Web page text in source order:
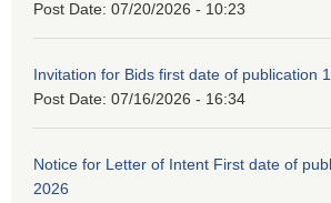
Post Date: 07/20/2026 - 10:23
Invitation for Bids first date of publication
Post Date: 07/16/2026 - 16:34
Notice for Letter of Intent First date of
2026